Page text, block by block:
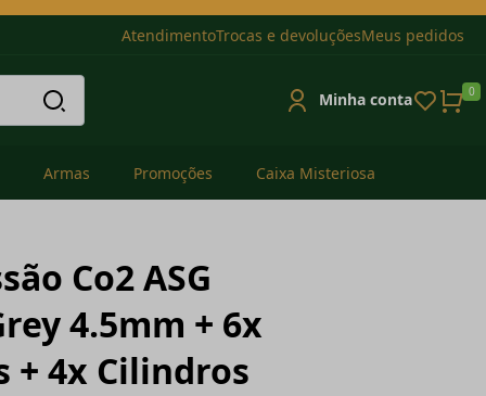
AtendimentoTrocas e devoluçõesMeus pedidos
Minha conta 0
Armas Promoções Caixa Misteriosa
Co2 ASG
4.5mm + 6x
+ 4x Cilindros